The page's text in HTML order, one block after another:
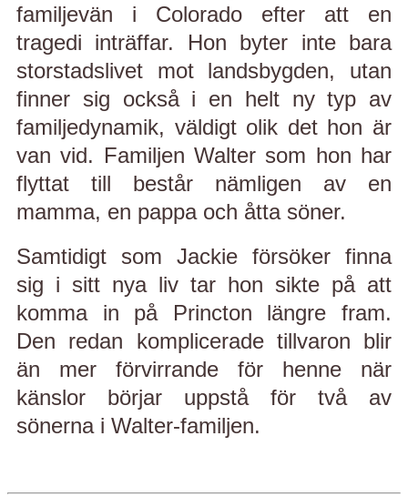
familjevän i Colorado efter att en
tragedi inträffar. Hon byter inte bara
storstadslivet mot landsbygden, utan
finner sig också i en helt ny typ av
familjedynamik, väldigt olik det hon är
van vid. Familjen Walter som hon har
flyttat till består nämligen av en
mamma, en pappa och åtta söner.
Samtidigt som Jackie försöker finna
sig i sitt nya liv tar hon sikte på att
komma in på Princton längre fram.
Den redan komplicerade tillvaron blir
än mer förvirrande för henne när
känslor börjar uppstå för två av
sönerna i Walter-familjen.